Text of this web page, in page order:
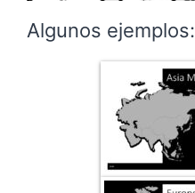
Algunos ejemplos: